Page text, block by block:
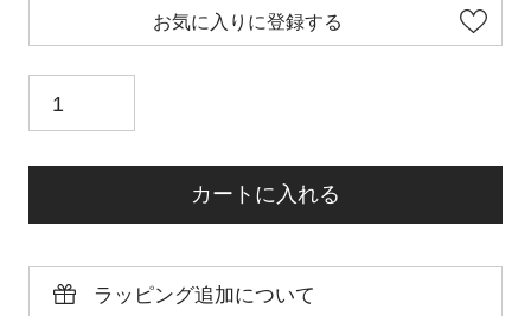
お気に入りに登録する
カートに入れる
ラッピング追加について